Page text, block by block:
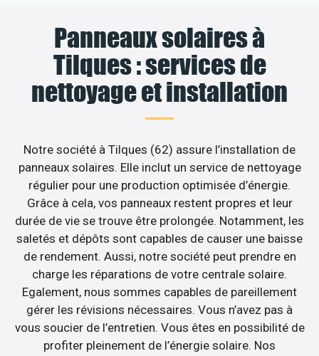
Panneaux solaires à
Tilques : services de
nettoyage et installation
Notre société à Tilques (62) assure l’installation de
panneaux solaires. Elle inclut un service de nettoyage
régulier pour une production optimisée d’énergie.
Grâce à cela, vos panneaux restent propres et leur
durée de vie se trouve être prolongée. Notamment, les
saletés et dépôts sont capables de causer une baisse
de rendement. Aussi, notre société peut prendre en
charge les réparations de votre centrale solaire.
Egalement, nous sommes capables de pareillement
gérer les révisions nécessaires. Vous n’avez pas à
vous soucier de l’entretien. Vous êtes en possibilité de
profiter pleinement de l’énergie solaire. Nos